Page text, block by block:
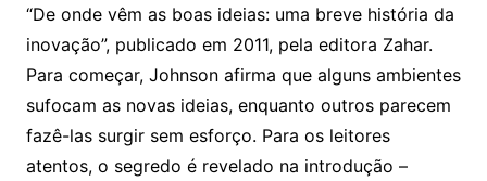
“De onde vêm as boas ideias: uma breve história da
inovação”, publicado em 2011, pela editora Zahar.
Para começar, Johnson afirma que alguns ambientes
sufocam as novas ideias, enquanto outros parecem
fazê-las surgir sem esforço. Para os leitores
atentos, o segredo é revelado na introdução –